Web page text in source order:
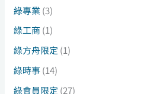
綠專業 (3)
綠工商 (1)
綠方舟限定 (1)
綠時事(14)
綠會員限定 (27)